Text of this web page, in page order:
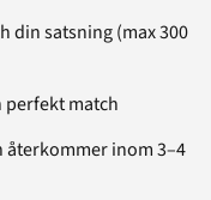
din satsning (max 300
perfekt match
återkommer inom 3–4